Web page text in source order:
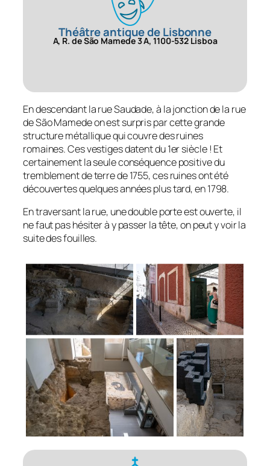
Théâtre antique de Lisbonne
A, R. de São Mamede 3 A, 1100-532 Lisboa
En descendant la rue Saudade, à la jonction de la rue
de São Mamede on est surpris par cette grande
structure métallique qui couvre des ruines
romaines. Ces vestiges datent du 1er siècle ! Et
certainement la seule conséquence positive du
tremblement de terre de 1755, ces ruines ont été
découvertes quelques années plus tard, en 1798.
En traversant la rue, une double porte est ouverte, il
ne faut pas hésiter à y passer la tête, on peut y voir la
suite des fouilles.